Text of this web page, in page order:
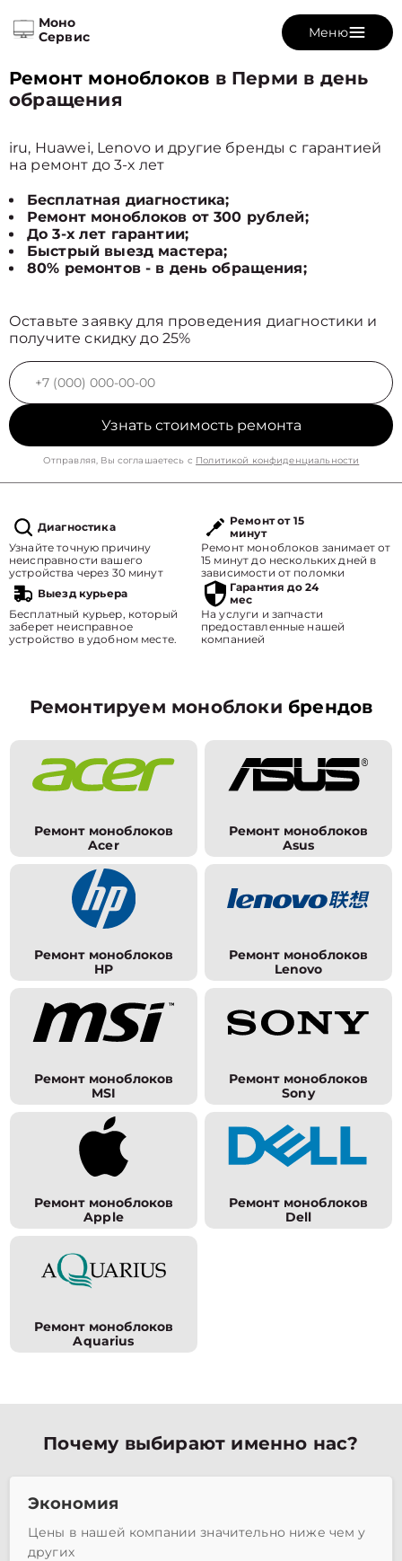
Моно
Сервис
Меню
Ремонт моноблоков в Перми в день
обращения
iru, Huawei, Lenovo и другие бренды с гарантией
на ремонт до 3-х лет
Бесплатная диагностика;
Ремонт моноблоков от 300 рублей;
До 3-х лет гарантии;
Быстрый выезд мастера;
80% ремонтов - в день обращения;
Оставьте заявку для проведения диагностики и
получите скидку до 25%
Узнать стоимость ремонта
Отправляя, Вы соглашаетесь с Политикой конфиденциальности
Диагностика
Узнайте точную причину
неисправности вашего
устройства через 30 минут
Ремонт от 15
минут
Ремонт моноблоков занимает от
15 минут до нескольких дней в
зависимости от поломки
Выезд курьера
Бесплатный курьер, который
заберет неисправное
устройство в удобном месте.
Гарантия до 24
мес
На услуги и запчасти
предоставленные нашей
компанией
Ремонтируем моноблоки брендов
Ремонт моноблоков
Acer
Ремонт моноблоков
Asus
Ремонт моноблоков
HP
Ремонт моноблоков
Lenovo
Ремонт моноблоков
MSI
Ремонт моноблоков
Sony
Ремонт моноблоков
Apple
Ремонт моноблоков
Dell
Ремонт моноблоков
Aquarius
Почему выбирают именно нас?
Экономия
Цены в нашей компании значительно ниже чем у
других